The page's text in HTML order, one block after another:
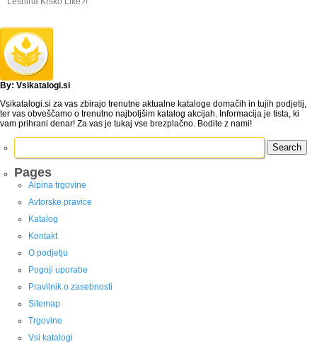
By: Vsikatalogi.si
Vsikatalogi.si za vas zbirajo trenutne aktualne kataloge domačih in tujih podjetij,
ter vas obveščamo o trenutno najboljšim katalog akcijah. Informacija je tista, ki
vam prihrani denar! Za vas je tukaj vse brezplačno. Bodite z nami!
Search
Pages
Alpina trgovine
Avtorske pravice
Katalog
Kontakt
O podjetju
Pogoji uporabe
Pravilnik o zasebnosti
Sitemap
Trgovine
Vsi katalogi